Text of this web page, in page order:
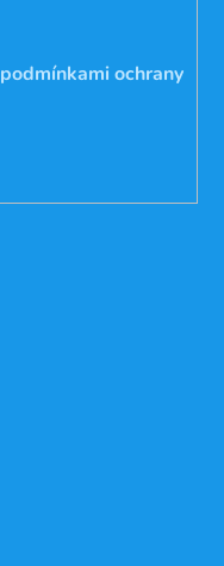
podmínkami ochrany